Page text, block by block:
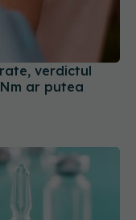
verdictul
ar putea